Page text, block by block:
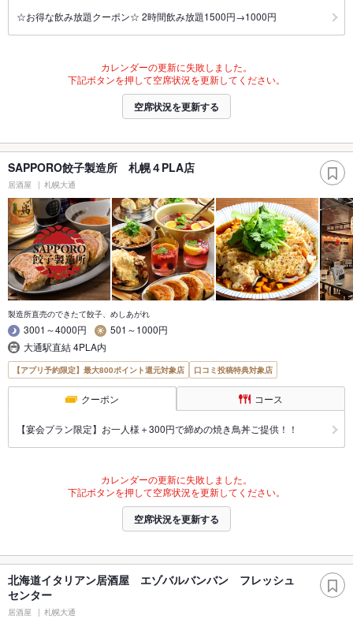
☆お得な飲み放題クーポン☆ 2時間飲み放題1500円→1000円
カレンダーの更新に失敗しました。
下記ボタンを押して空席状況を更新してください。
空席状況を更新する
SAPPORO餃子製造所 札幌４PLA店
居酒屋 札幌大通
製造所直売のできたて餃子、めしあがれ
3001～4000円
501～1000円
大通駅直結 4PLA内
【アプリ予約限定】最大800ポイント還元対象店 口コミ投稿特典対象店
クーポン コース
【宴会プラン限定】お一人様＋300円で締めの焼き鳥丼ご提供！！
カレンダーの更新に失敗しました。
下記ボタンを押して空席状況を更新してください。
空席状況を更新する
北海道イタリアン居酒屋 エゾバルバンバン フレッシュ
センター
居酒屋 札幌大通